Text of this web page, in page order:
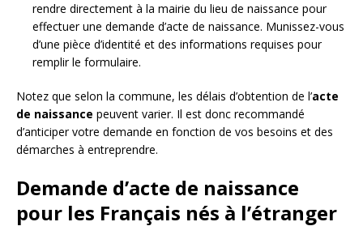
rendre directement à la mairie du lieu de naissance pour
effectuer une demande d’acte de naissance. Munissez-vous
d’une pièce d’identité et des informations requises pour
remplir le formulaire.
Notez que selon la commune, les délais d’obtention de l’acte
de naissance peuvent varier. Il est donc recommandé
d’anticiper votre demande en fonction de vos besoins et des
démarches à entreprendre.
Demande d’acte de naissance
pour les Français nés à l’étranger